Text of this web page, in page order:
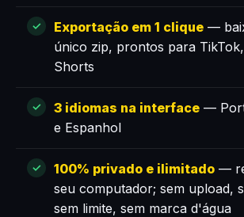
Exportação em 1 clique —
único zip, prontos para
Shorts
3 idiomas na interface —
e Espanhol
100% privado e ilimitado —
seu computador; sem upload,
sem limite, sem marca d'água